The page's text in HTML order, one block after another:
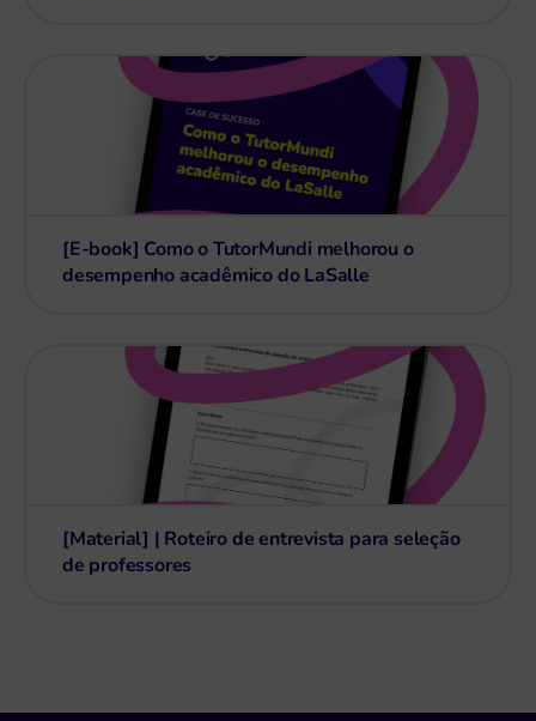
[E-book] Como o TutorMundi melhorou o
desempenho acadêmico do LaSalle
[Material] | Roteiro de entrevista para seleção
de professores